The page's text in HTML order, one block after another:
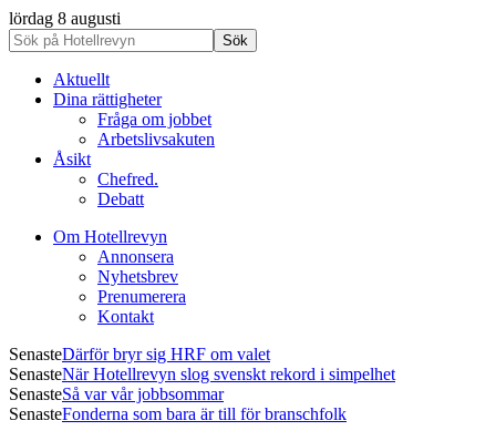
lördag 8 augusti
Aktuellt
Dina rättigheter
Fråga om jobbet
Arbetslivsakuten
Åsikt
Chefred.
Debatt
Om Hotellrevyn
Annonsera
Nyhetsbrev
Prenumerera
Kontakt
SenasteDärför bryr sig HRF om valet
SenasteNär Hotellrevyn slog svenskt rekord i simpelhet
SenasteSå var vår jobbsommar
SenasteFonderna som bara är till för branschfolk